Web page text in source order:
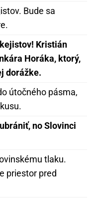
Bude sa
Kristián
Horáka, ktorý,
dorážke.
útočného pásma,
no Slovinci
tlaku.
priestor pred